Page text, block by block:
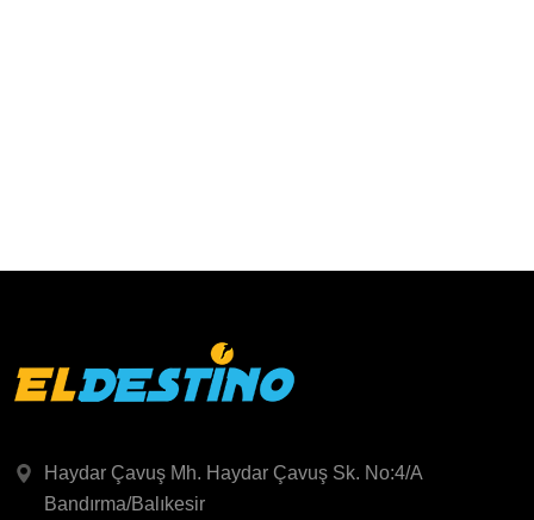
Haydar Çavuş Mh. Haydar Çavuş Sk. No:4/A
Bandırma/Balıkesir